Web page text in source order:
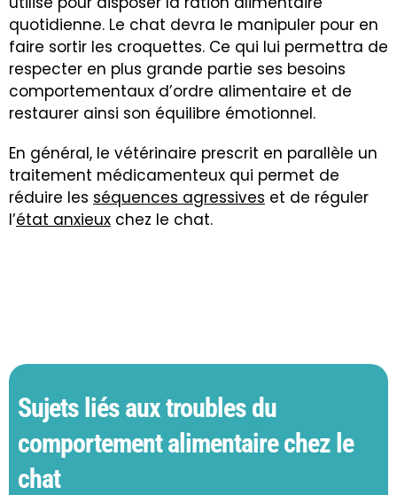
quotidienne. Le chat devra le manipuler pour en
faire sortir les croquettes. Ce qui lui permettra de
respecter en plus grande partie ses besoins
comportementaux d’ordre alimentaire et de
restaurer ainsi son équilibre émotionnel.
En général, le vétérinaire prescrit en parallèle un
traitement médicamenteux qui permet de
réduire les séquences agressives et de réguler
l’état anxieux chez le chat.
Sujets liés aux troubles du
comportement alimentaire chez le
chat